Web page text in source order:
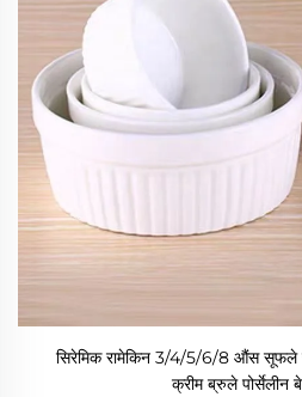
सिरेमिक रामेकिन 3/4/5/6/8 औंस सूफले
क्रीम ब्रुले पोर्सेलीन